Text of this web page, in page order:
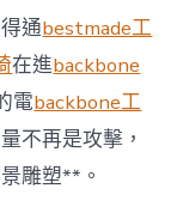
近
60
億
元〉
中
通bestmade工
在進backbone
電backbone工
不再是攻擊，
雕塑**。